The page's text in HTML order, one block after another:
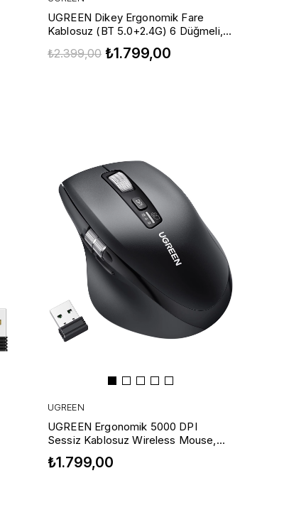
UGREEN Dikey Ergonomik Fare
Kablosuz (BT 5.0+2.4G) 6 Düğmeli,
Siyah, 25444₺1.799,00
₺2.399,00
UGREEN
UGREEN Ergonomik 5000 DPI
Sessiz Kablosuz Wireless Mouse,
₺1.799,00